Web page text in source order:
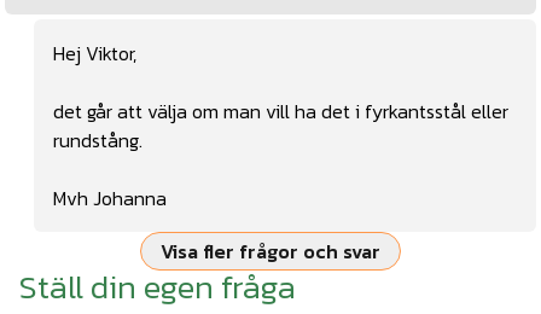
Hej Viktor,
det går att välja om man vill ha det i fyrkantsstål eller
rundstång.
Mvh Johanna
Visa fler frågor och svar
Ställ din egen fråga